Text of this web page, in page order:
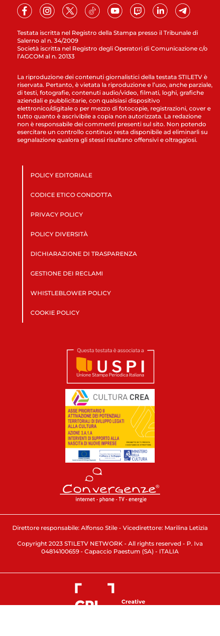
Testata iscritta nel Registro della Stampa presso il Tribunale di
Salerno al n. 34/2009
Società iscritta nel Registro degli Operatori di Comunicazione c/o
l’AGCOM al n. 20133
La riproduzione dei contenuti giornalistici della testata STILETV è
riservata. Pertanto, è vietata la riproduzione e l’uso, anche parziale,
di testi, fotografie, contenuti audio/video, filmati, loghi, grafiche
aziendali e pubblicitarie, con qualsiasi dispositivo
elettronico/digitale o per mezzo di fotocopie, registrazioni, cover e
tutto quanto è ascrivibile a copia non autorizzata. La redazione
non è responsabile dei commenti presenti sul sito. Non potendo
esercitare un controllo continuo resta disponibile ad eliminarli su
segnalazione qualora gli stessi risultano offensivi e oltraggiosi.
POLICY EDITORIALE
CODICE ETICO CONDOTTA
PRIVACY POLICY
POLICY DIVERSITÀ
DICHIARAZIONE DI TRASPARENZA
GESTIONE DEI RECLAMI
WHISTLEBLOWER POLICY
COOKIE POLICY
Direttore responsabile: Alfonso Stile - Vicedirettore: Marilina Letizia
Copyright 2023 STILETV NETWORK - All rights reserved - P. Iva
04814100659 - Capaccio Paestum (SA) - ITALIA